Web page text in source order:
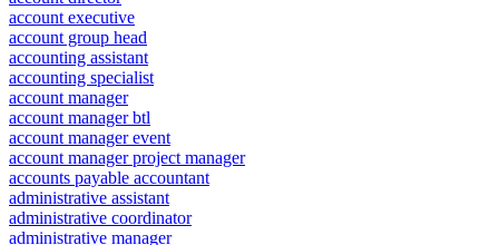
account executive
account group head
accounting assistant
accounting specialist
account manager
account manager btl
account manager event
account manager project manager
accounts payable accountant
administrative assistant
administrative coordinator
administrative manager